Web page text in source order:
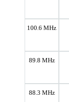
100.6 MHz
89.8 MHz
88.3 MHz